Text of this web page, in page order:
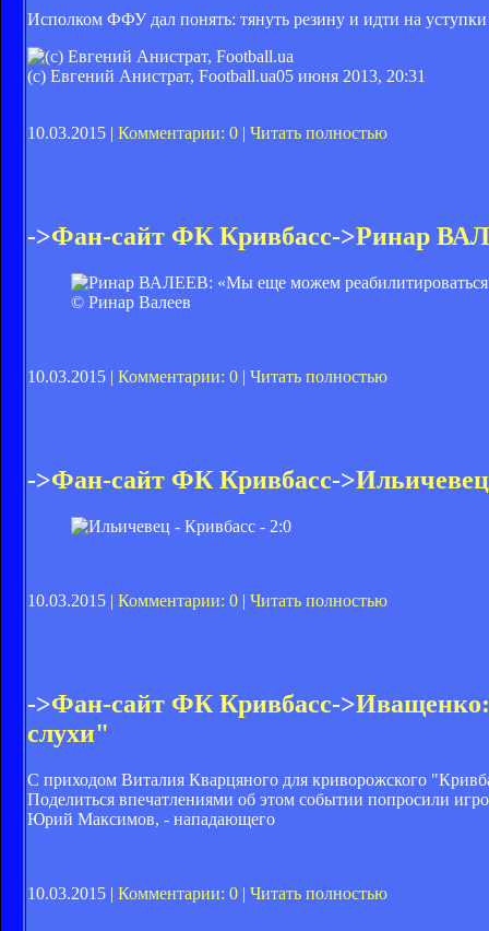
Исполком ФФУ дал понять: тянуть резину и идти на уступки
(с) Евгений Анистрат, Football.ua05 июня 2013, 20:31
10.03.2015 | Комментарии: 0 | Читать полностью
->Фан-сайт ФК Кривбасс->Ринар
© Ринар Валеев
10.03.2015 | Комментарии: 0 | Читать полностью
->Фан-сайт ФК Кривбасс->
10.03.2015 | Комментарии: 0 | Читать полностью
->Фан-сайт ФК Кривбасс->
слухи"
С приходом Виталия Кварцяного для криворожского
Поделиться впечатлениями об этом событии попросили
Юрий Максимов, - нападающего
10.03.2015 | Комментарии: 0 | Читать полностью